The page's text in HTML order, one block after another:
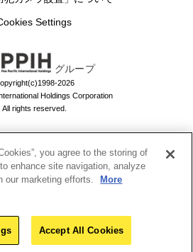
Settings
グループ
2026
Holdings Corporation
All rights reserved.
you agree to the storing of
enhance site navigation, analyze
our marketing efforts.
More
Accept All Cookies
テのお買い物アプリ
物するなら必須！
Download